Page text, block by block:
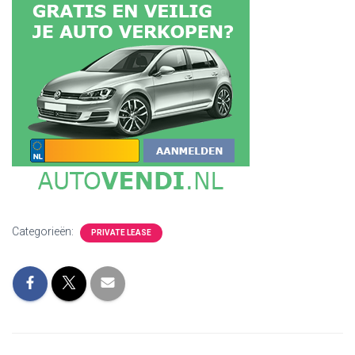
Categorieën: PRIVATE LEASE